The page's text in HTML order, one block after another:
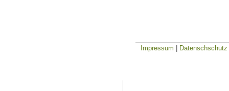
Impressum Datenschschutz